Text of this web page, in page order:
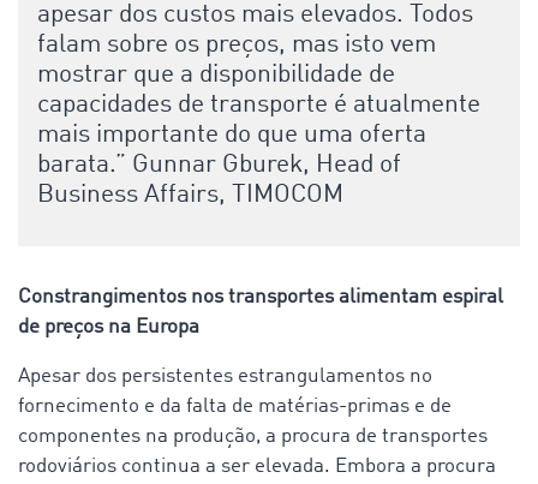
apesar dos custos mais elevados. Todos
falam sobre os preços, mas isto vem
mostrar que a disponibilidade de
capacidades de transporte é atualmente
mais importante do que uma oferta
barata.” Gunnar Gburek, Head of
Business Affairs, TIMOCOM
Constrangimentos nos transportes alimentam espiral
de preços na Europa
Apesar dos persistentes estrangulamentos no
fornecimento e da falta de matérias-primas e de
componentes na produção, a procura de transportes
rodoviários continua a ser elevada. Embora a procura